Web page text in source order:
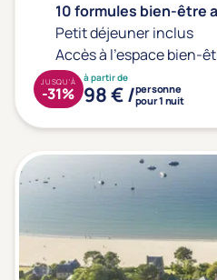
10 formules bien-être
Petit déjeuner inclus
Accès à l'espace bien-
à partir de
98 € /personne
pour 1 nuit
JUSQU'À
-31%